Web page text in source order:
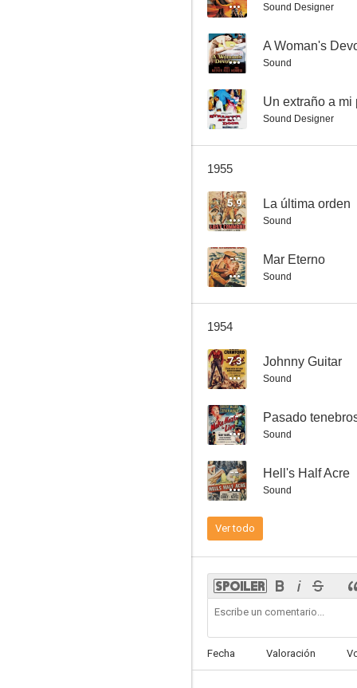
Río Grande
Batallón de construcción
5.0
Aventura en Shanghai
A Woman's Devotion
--
Sound Designer
-- A Woman's
Sound
-- Un extraño a mi
Sound Designer
1955
5.9 La última orden
Sound
-- Mar Eterno
Sound
1954
7.3 Johnny Guitar
Sound
-- Pasado
Sound
-- Hell's Half Acre
Sound
Ver todo
Fecha Valoración